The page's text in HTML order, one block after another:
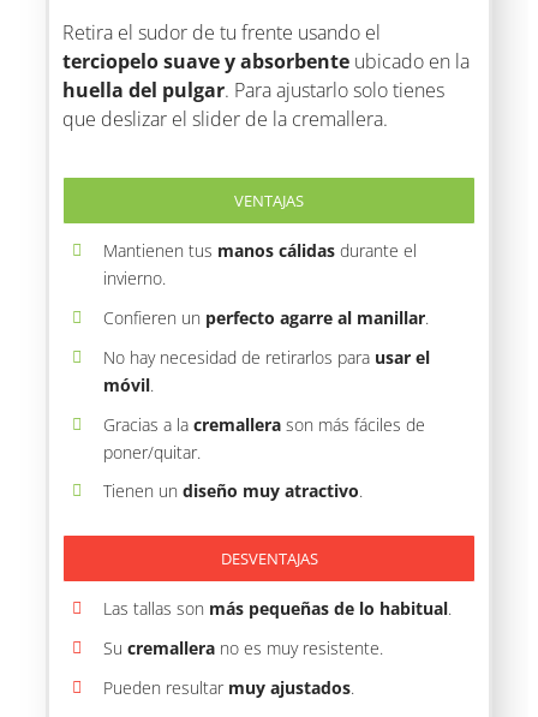
Retira el sudor de tu frente usando el
terciopelo suave y absorbente ubicado en la
huella del pulgar. Para ajustarlo solo tienes
que deslizar el slider de la cremallera.
VENTAJAS
Mantienen tus manos cálidasdurante el
invierno.
Confieren un perfecto agarre al manillar.
No hay necesidad de retirarlos para usar el
móvil.
Gracias a la cremallerason más fáciles de
poner/quitar.
Tienen un diseño muy atractivo.
DESVENTAJAS
Las tallas son más pequeñas de lo habitual.
Su cremallerano es muy resistente.
Pueden resultar muy ajustados.